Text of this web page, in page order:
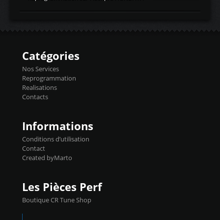
d'admissiontemp ex. pour atmo -30- 80°C
temperaturetemperature ldr moteurtemp
Injecteurs + Flashpro 1370€ TTC Le
précise et performante. Vous pourrez
basculer de la carto sans plomb à Ethanol à
l'aide du flashpro OPTION ECONOMIQUES
Reprog SP 98 sur le calculateur d'origine
450€ TTC Un gain d'environ 10cv et 15nm
Catégories
Nos Services
Reprogrammation
Realisations
Contacts
Informations
Conditions d’utilisation
Contact
Created byMarto
Les Pièces Perf
Boutique CR Tune Shop